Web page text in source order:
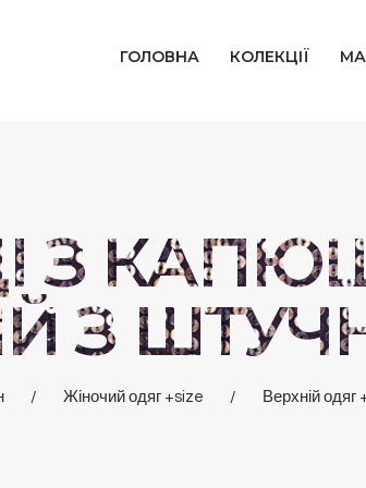
ГОЛОВНА КОЛЕКЦІЇ
З
З
Жіночий одяг +size Верхній одяг
ПРО НАС
БЛОГ
КОНТАКТИ